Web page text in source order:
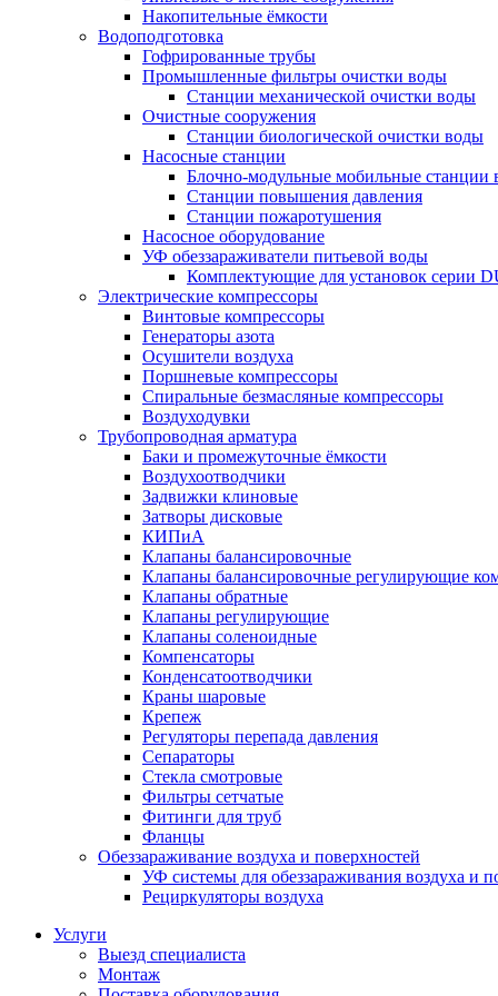
Накопительные ёмкости
Водоподготовка
Гофрированные трубы
Промышленные фильтры очистки воды
Станции механической очистки воды
Очистные сооружения
Станции биологической очистки воды
Насосные станции
Блочно-модульные мобильные станции
Станции повышения давления
Станции пожаротушения
Насосное оборудование
УФ обеззараживатели питьевой воды
Комплектующие для установок серии
Электрические компрессоры
Винтовые компрессоры
Генераторы азота
Осушители воздуха
Поршневые компрессоры
Спиральные безмасляные компрессоры
Воздуходувки
Трубопроводная арматура
Баки и промежуточные ёмкости
Воздухоотводчики
Задвижки клиновые
Затворы дисковые
КИПиА
Клапаны балансировочные
Клапаны балансировочные регулирующие
Клапаны обратные
Клапаны регулирующие
Клапаны соленоидные
Компенсаторы
Конденсатоотводчики
Краны шаровые
Крепеж
Регуляторы перепада давления
Сепараторы
Стекла смотровые
Фильтры сетчатые
Фитинги для труб
Фланцы
Обеззараживание воздуха и поверхностей
УФ системы для обеззараживания воздуха и
Рециркуляторы воздуха
Услуги
Выезд специалиста
Монтаж